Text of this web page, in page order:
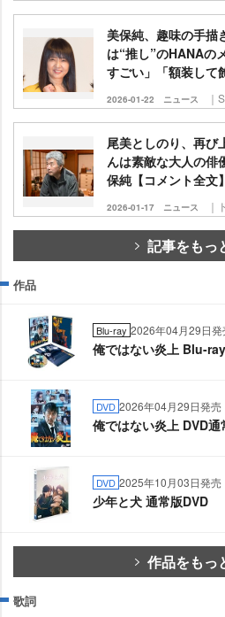
美保純、趣味の手描
は“推し”のHANAの
すごい」「額装して
2026-01-22 ニュース ｜
尾美としのり、再び
んは素敵な大人の俳
保純【コメント全文】
2026-01-17 ニュース ｜
記事をもっ
作品
Blu-ray 2026年04月29日発
俺ではない炎上 Blu-
DVD 2026年04月29日発売
俺ではない炎上 DVD通
DVD 2025年10月03日発売
少年と犬 通常版DVD
作品をもっ
歌詞